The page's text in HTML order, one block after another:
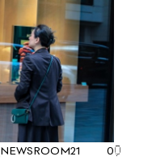
NEWSROOM21
0